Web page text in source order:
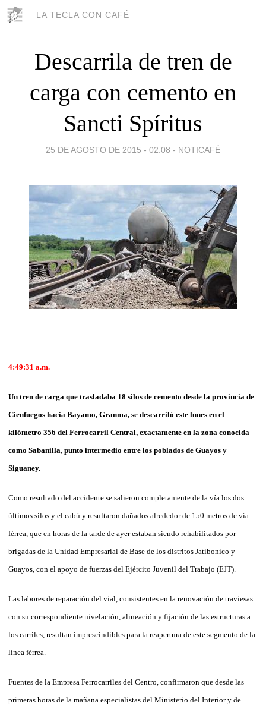
LA TECLA CON CAFÉ
Descarrila de tren de
carga con cemento en
Sancti Spíritus
25 DE AGOSTO DE 2015 - 02:08 - NOTICAFÉ
4:49:31 a.m.
Un tren de car­­ga que trasladaba 18 silos de cemento des­de la provincia de
Cienfuegos hacia Ba­yamo, Granma, se descarriló este lunes en el
kilómetro 356 del Ferrocarril Central, exactamente en la zona conocida
co­mo Sabanilla, punto intermedio entre los po­blados de Guayos y
Siguaney.
Como resultado del accidente se salieron completamente de la vía los dos
últimos silos y el cabú y resultaron dañados alrededor de 150 metros de vía
férrea, que en horas de la tarde de ayer estaban siendo rehabilitados por
brigadas de la Unidad Empresarial de Base de los distritos Jatibonico y
Guayos, con el apoyo de fuerzas del Ejército Juvenil del Trabajo (EJT).
Las labores de reparación del vial, consistentes en la renovación de traviesas
con su correspondiente nivelación, alineación y fijación de las estructuras a
los carriles, resultan imprescindibles para la reapertura de este segmento de la
línea férrea.
Fuentes de la Empresa Ferrocarriles del Cen­tro, confirmaron que desde las
primeras horas de la mañana especialistas del Ministerio del Interior y de